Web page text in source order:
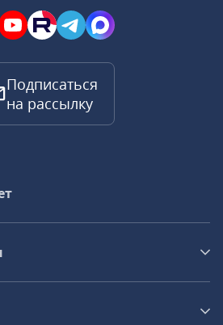
Подписаться
на рассылку